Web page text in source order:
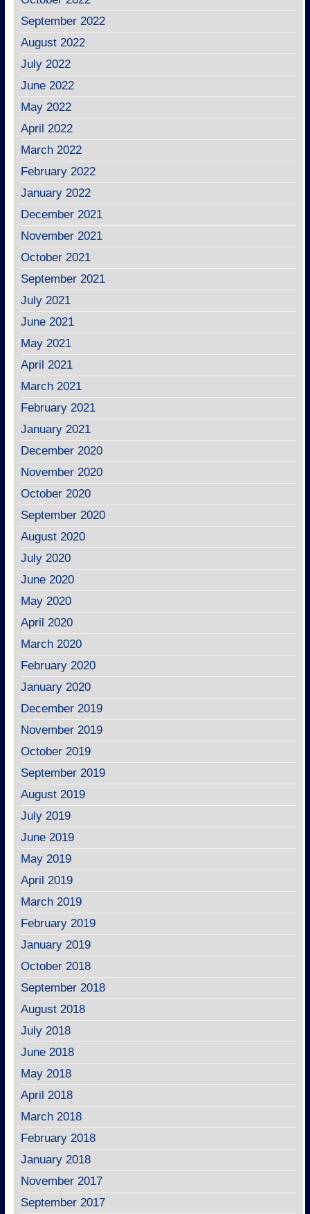
September 2022
August 2022
July 2022
June 2022
May 2022
April 2022
March 2022
February 2022
January 2022
December 2021
November 2021
October 2021
September 2021
July 2021
June 2021
May 2021
April 2021
March 2021
February 2021
January 2021
December 2020
November 2020
October 2020
September 2020
August 2020
July 2020
June 2020
May 2020
April 2020
March 2020
February 2020
January 2020
December 2019
November 2019
October 2019
September 2019
August 2019
July 2019
June 2019
May 2019
April 2019
March 2019
February 2019
January 2019
October 2018
September 2018
August 2018
July 2018
June 2018
May 2018
April 2018
March 2018
February 2018
January 2018
November 2017
September 2017